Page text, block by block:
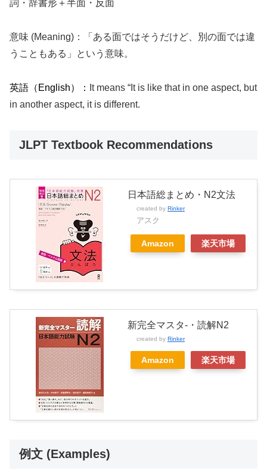
詞・辞書形＋半面・反面
意味 (Meaning)：「ある面ではそうだけど、別の面では違
うこともある」という意味。
英語（English）：
It means “It is like that in one aspect, but
in another aspect, it is different.
JLPT Textbook Recommendations
日本語総まとめ・N2文法
created by Rinker
アスク
Amazon 楽天市場
新完全マスタ-・読解N2
created by Rinker
Amazon 楽天市場
例文 (Examples)